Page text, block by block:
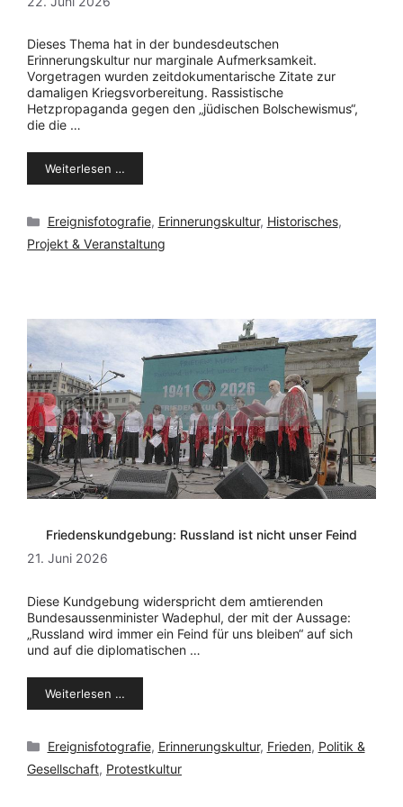
Dieses Thema hat in der bundesdeutschen
Erinnerungskultur nur marginale Aufmerksamkeit.
Vorgetragen wurden zeitdokumentarische Zitate zur
damaligen Kriegsvorbereitung. Rassistische
Hetzpropaganda gegen den „jüdischen Bolschewismus“,
die die …
Weiterlesen …
Kategorien
Ereignisfotografie, Erinnerungskultur, Historisches,
Projekt & Veranstaltung
Friedenskundgebung: Russland ist nicht unser Feind
21. Juni 2026
Diese Kundgebung widerspricht dem amtierenden
Bundesaussenminister Wadephul, der mit der Aussage:
„Russland wird immer ein Feind für uns bleiben“ auf sich
und auf die diplomatischen …
Weiterlesen …
Kategorien
Ereignisfotografie, Erinnerungskultur, Frieden, Politik &
Gesellschaft, Protestkultur